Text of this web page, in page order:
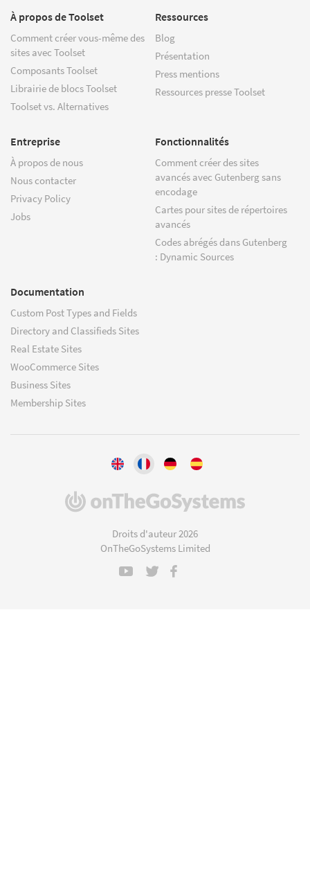
À propos de Toolset
Comment créer vous-même des
sites avec Toolset
Composants Toolset
Librairie de blocs Toolset
Toolset vs. Alternatives
Ressources
Blog
Présentation
Press mentions
Ressources presse Toolset
Entreprise
À propos de nous
Nous contacter
Privacy Policy
Jobs
Fonctionnalités
Comment créer des sites
avancés avec Gutenberg sans
encodage
Cartes pour sites de répertoires
avancés
Codes abrégés dans Gutenberg
: Dynamic Sources
Documentation
Custom Post Types and Fields
Directory and Classifieds Sites
Real Estate Sites
WooCommerce Sites
Business Sites
Membership Sites
(s'ouvre
Droits d'auteur 2026
OnTheGoSystems Limited